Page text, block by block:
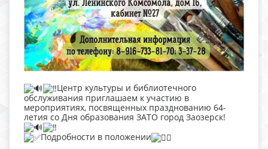
Центр культуры и библиотечного
обслуживания приглашаем к участию в
мероприятиях, посвященных празднованию 64-
летия со Дня образования ЗАТО город Заозерск!
Подробности в положении